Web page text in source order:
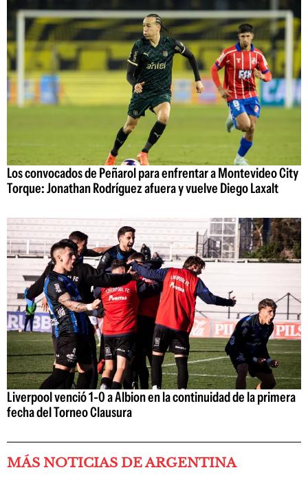
Los convocados de Peñarol para enfrentar a Montevideo City
Torque: Jonathan Rodríguez afuera y vuelve Diego Laxalt
Liverpool venció 1-0 a Albion en la continuidad de la primera
fecha del Torneo Clausura
MÁS NOTICIAS DE ARGENTINA